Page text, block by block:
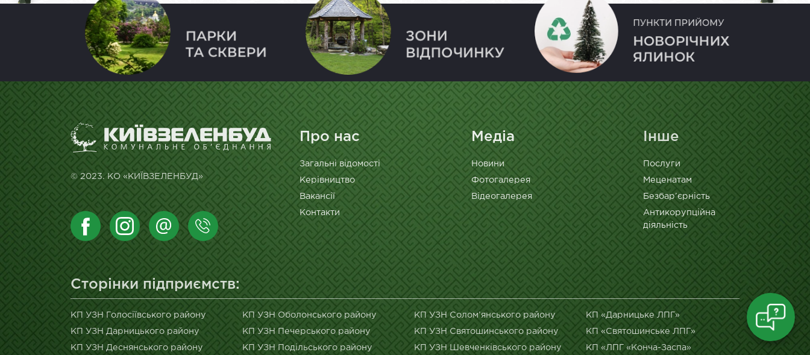
© 2023. КО «КИЇВЗЕЛЕНБУД»
Про нас
Загальні відомості
Керівництво
Вакансії
Контакти
Медіа
Новини
Фотогалерея
Відеогалерея
Інше
Послуги
Меценатам
Безбар’єрність
Антикорупційна
діяльність
Сторінки підприємств:
КП УЗН Голосіївського району
КП УЗН Дарницького району
КП УЗН Деснянського району
КП УЗН Оболонського району
КП УЗН Печерського району
КП УЗН Подільського району
КП УЗН Солом’янського району
КП УЗН Святошинського району
КП УЗН Шевченківського району
КП «Дарницьке ЛПГ»
КП «Святошинське ЛПГ»
КП «ЛПГ «Конча-Заспа»